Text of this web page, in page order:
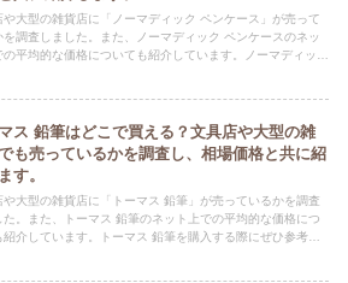
や大型の雑貨店に「ノーマディック ペンケース」が売って
を調査しました。また、ノーマディック ペンケースのネッ
の平均的な価格についても紹介しています。ノーマディック
ス 鉛筆はどこで買える？文具店や大型の雑
も売っているかを調査し、相場価格と共に紹
す。
や大型の雑貨店に「トーマス 鉛筆」が売っているかを調査
た。また、トーマス 鉛筆のネット上での平均的な価格につ
紹介しています。トーマス 鉛筆を購入する際にぜひ参考に